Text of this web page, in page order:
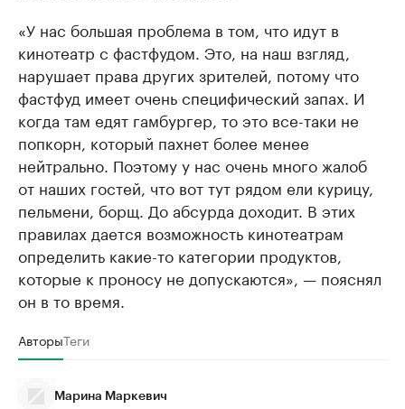
«У нас большая проблема в том, что идут в
кинотеатр с фастфудом. Это, на наш взгляд,
нарушает права других зрителей, потому что
фастфуд имеет очень специфический запах. И
когда там едят гамбургер, то это все-таки не
попкорн, который пахнет более менее
нейтрально. Поэтому у нас очень много жалоб
от наших гостей, что вот тут рядом ели курицу,
пельмени, борщ. До абсурда доходит. В этих
правилах дается возможность кинотеатрам
определить какие-то категории продуктов,
которые к проносу не допускаются», — пояснял
он в то время.
АвторыТеги
Марина Маркевич